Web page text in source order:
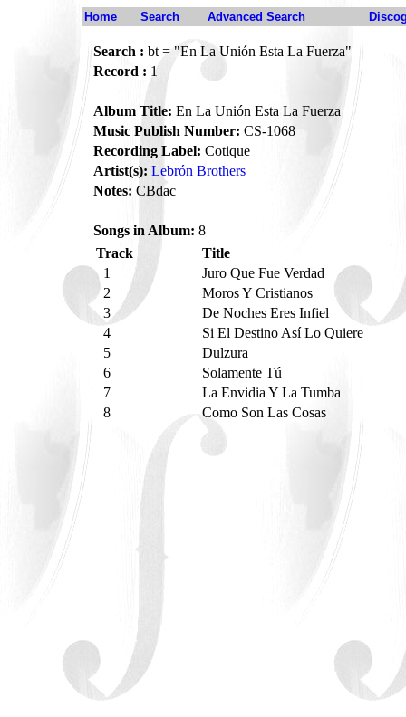
Home Search Advanced Search
Search : bt = "En La Unión Esta La Fuerza"
Record : 1
Album Title: En La Unión Esta La Fuerza
Music Publish Number: CS-1068
Recording Label: Cotique
Artist(s): Lebrón Brothers
Notes: CBdac
Songs in Album: 8
Track
Title
1
Juro Que Fue Verdad
2
Moros Y Cristianos
3
De Noches Eres Infiel
4
Si El Destino Así Lo Quiere
5
Dulzura
6
Solamente Tú
7
La Envidia Y La Tumba
8
Como Son Las Cosas